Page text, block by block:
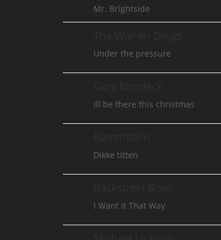
Mr. Brightside
Under the pressure
Ill be there this christmas
Dikke titten
I Want it That Way